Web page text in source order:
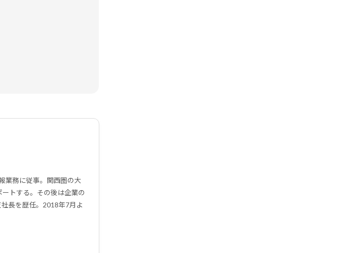
業務に従事。関西圏の大
トする。その後は企業の
長を歴任。2018年7月よ